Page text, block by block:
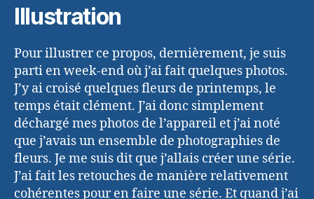
Illustration
Pour illustrer ce propos, dernièrement, je suis
parti en week-end où j’ai fait quelques photos.
J’y ai croisé quelques fleurs de printemps, le
temps était clément. J’ai donc simplement
déchargé mes photos de l’appareil et j’ai noté
que j’avais un ensemble de photographies de
fleurs. Je me suis dit que j’allais créer une série.
J’ai fait les retouches de manière relativement
cohérentes pour en faire une série. Et quand j’ai